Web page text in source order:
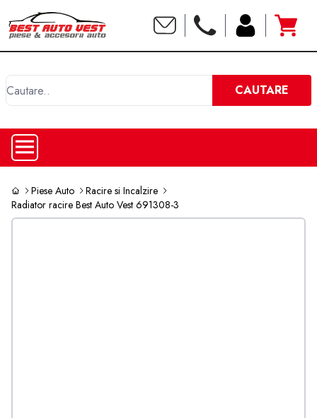
CAUTARE
Piese Auto
Racire si Incalzire
Radiator racire Best Auto Vest 691308-3